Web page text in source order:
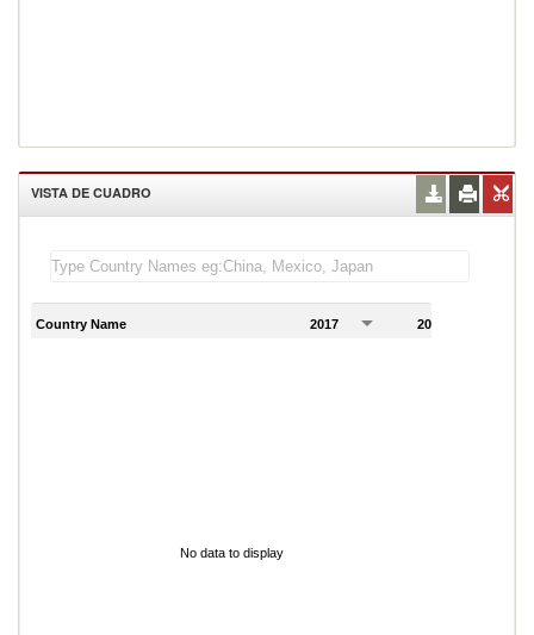
VISTA DE CUADRO
Country Name 2017 2018
No data to display